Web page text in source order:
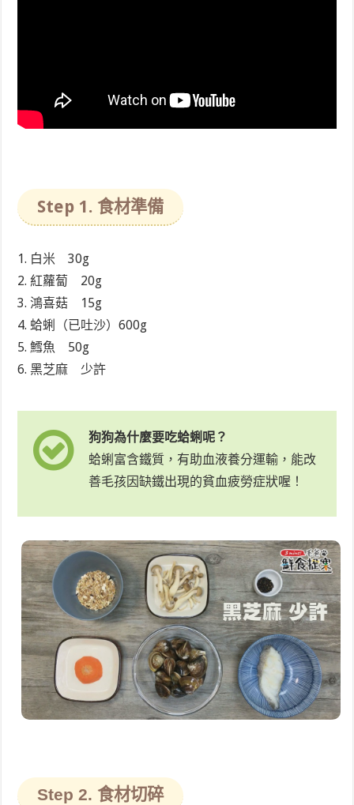
Step 1. 食材準備
1. 白米 30g
2. 紅蘿蔔 20g
3. 鴻喜菇 15g
4. 蛤蜊（已吐沙）600g
5. 鱈魚 50g
6. 黑芝麻 少許
狗狗為什麼要吃蛤蜊呢？
蛤蜊富含鐵質，有助血液養分運輸，能改
善毛孩因缺鐵出現的貧血疲勞症狀喔！
Step 2. 食材切碎